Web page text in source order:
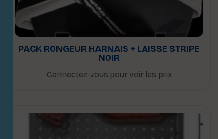
PACK RONGEUR HARNAIS + LAISSE STRIPE
NOIR
Connectez-vous pour voir les prix